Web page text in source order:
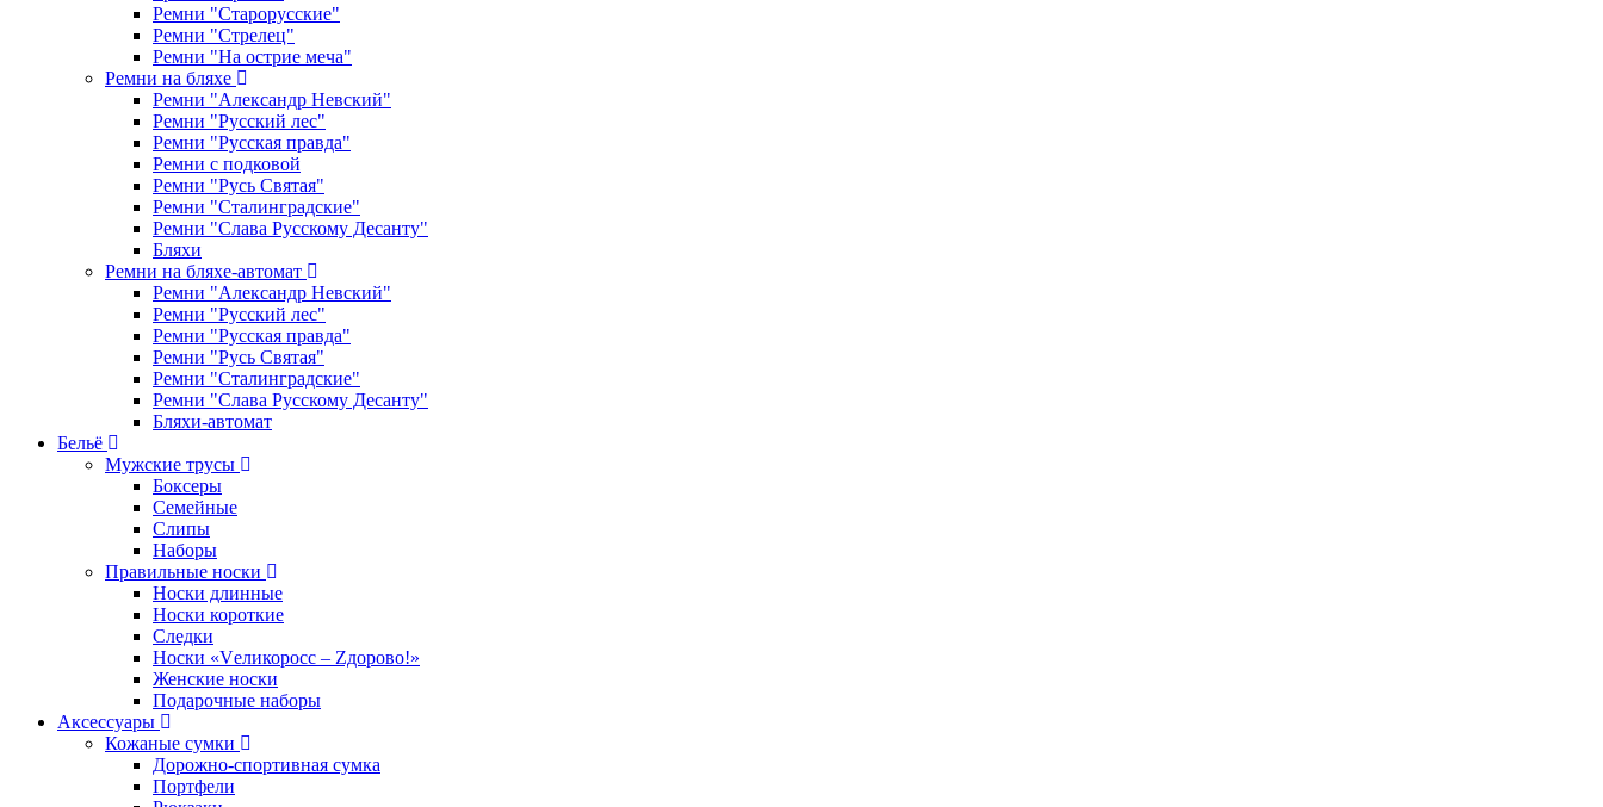
Ремни "Старорусские"
Ремни "Стрелец"
Ремни "На острие меча"
Ремни на бляхе
Ремни "Александр Невский"
Ремни "Русский лес"
Ремни "Русская правда"
Ремни с подковой
Ремни "Русь Святая"
Ремни "Сталинградские"
Ремни "Слава Русскому Десанту"
Бляхи
Ремни на бляхе-автомат
Ремни "Александр Невский"
Ремни "Русский лес"
Ремни "Русская правда"
Ремни "Русь Святая"
Ремни "Сталинградские"
Ремни "Слава Русскому Десанту"
Бляхи-автомат
Бельё
Мужские трусы
Боксеры
Семейные
Слипы
Наборы
Правильные носки
Носки длинные
Носки короткие
Следки
Носки «Vеликоросс – Zдорово!»
Женские носки
Подарочные наборы
Аксессуары
Кожаные сумки
Дорожно-спортивная сумка
Портфели